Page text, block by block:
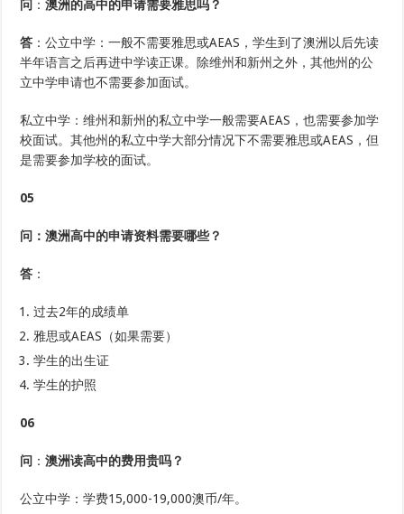
问 ：澳洲的高中的申请需要雅思吗？
答 ：公立中学：一般不需要雅思或AEAS，学生到了澳洲以后先读
半年语言之后再进中学读正课。除维州和新州之外，其他州的公
立中学申请也不需要参加面试。
私立中学：维州和新州的私立中学一般需要AEAS，也需要参加学
校面试。其他州的私立中学大部分情况下不需要雅思或AEAS，但
是需要参加学校的面试。
05
问：澳洲高中的申请资料需要哪些？
答 ：
过去2年的成绩单
雅思或AEAS（如果需要）
学生的出生证
学生的护照
06
问 ：澳洲读高中的费用贵吗？
公立中学：学费15,000-19,000澳币/年。